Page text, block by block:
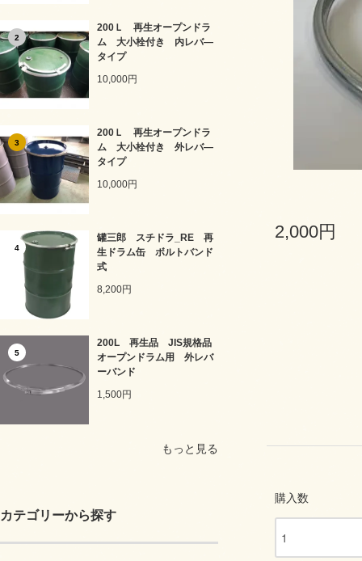
2
200Ｌ 再生オープンドラ
ム 大小栓付き 内レバ―
タイプ
10,000円
3
200Ｌ 再生オープンドラ
ム 大小栓付き 外レバ―
タイプ
10,000円
4
罐三郎 スチドラ_RE 再
生ドラム缶 ボルトバンド
式
8,200円
5
200L 再生品 JIS規格品
オープンドラム用 外レバ
ーバンド
1,500円
もっと見る
カテゴリーから探す
2,000円
購入数